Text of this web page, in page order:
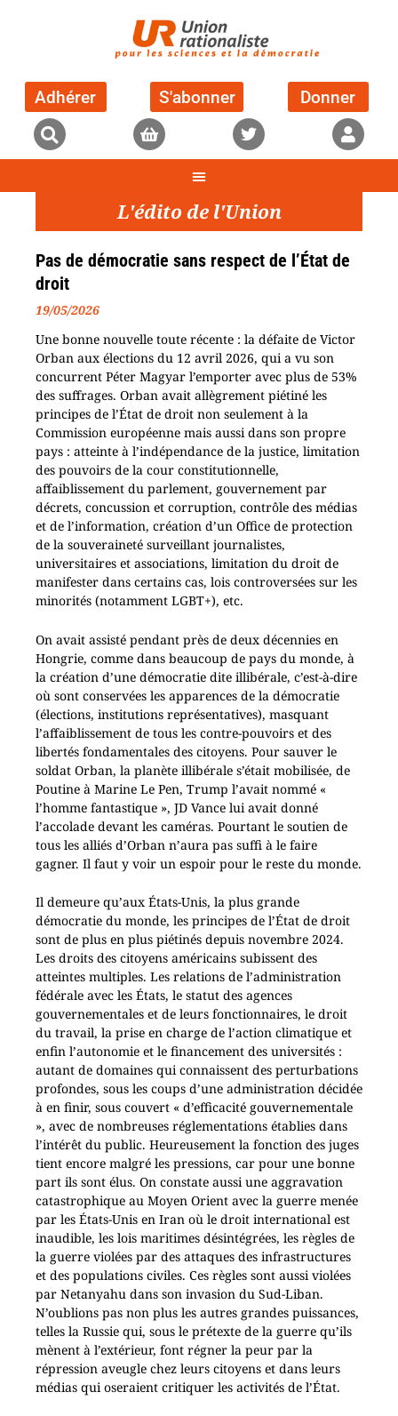
Adhérer S'abonner Donner
L'édito de l'Union
Pas de démocratie sans respect de l’État de
droit
19/05/2026
Une bonne nouvelle toute récente : la défaite de Victor
Orban aux élections du 12 avril 2026, qui a vu son
concurrent Péter Magyar l’emporter avec plus de 53%
des suffrages. Orban avait allègrement piétiné les
principes de l’État de droit non seulement à la
Commission européenne mais aussi dans son propre
pays : atteinte à l’indépendance de la justice, limitation
des pouvoirs de la cour constitutionnelle,
affaiblissement du parlement, gouvernement par
décrets, concussion et corruption, contrôle des médias
et de l’information, création d’un Office de protection
de la souveraineté surveillant journalistes,
universitaires et associations, limitation du droit de
manifester dans certains cas, lois controversées sur les
minorités (notamment LGBT+), etc.
On avait assisté pendant près de deux décennies en
Hongrie, comme dans beaucoup de pays du monde, à
la création d’une démocratie dite illibérale, c’est-à-dire
où sont conservées les apparences de la démocratie
(élections, institutions représentatives), masquant
l’affaiblissement de tous les contre-pouvoirs et des
libertés fondamentales des citoyens. Pour sauver le
soldat Orban, la planète illibérale s’était mobilisée, de
Poutine à Marine Le Pen, Trump l’avait nommé «
l’homme fantastique », JD Vance lui avait donné
l’accolade devant les caméras. Pourtant le soutien de
tous les alliés d’Orban n’aura pas suffi à le faire
gagner. Il faut y voir un espoir pour le reste du monde.
Il demeure qu’aux États-Unis, la plus grande
démocratie du monde, les principes de l’État de droit
sont de plus en plus piétinés depuis novembre 2024.
Les droits des citoyens américains subissent des
atteintes multiples. Les relations de l’administration
fédérale avec les États, le statut des agences
gouvernementales et de leurs fonctionnaires, le droit
du travail, la prise en charge de l’action climatique et
enfin l’autonomie et le financement des universités :
autant de domaines qui connaissent des perturbations
profondes, sous les coups d’une administration décidée
à en finir, sous couvert « d’efficacité gouvernementale
», avec de nombreuses réglementations établies dans
l’intérêt du public. Heureusement la fonction des juges
tient encore malgré les pressions, car pour une bonne
part ils sont élus. On constate aussi une aggravation
catastrophique au Moyen Orient avec la guerre menée
par les États-Unis en Iran où le droit international est
inaudible, les lois maritimes désintégrées, les règles de
la guerre violées par des attaques des infrastructures
et des populations civiles. Ces règles sont aussi violées
par Netanyahu dans son invasion du Sud-Liban.
N’oublions pas non plus les autres grandes puissances,
telles la Russie qui, sous le prétexte de la guerre qu’ils
mènent à l’extérieur, font régner la peur par la
répression aveugle chez leurs citoyens et dans leurs
médias qui oseraient critiquer les activités de l’État.